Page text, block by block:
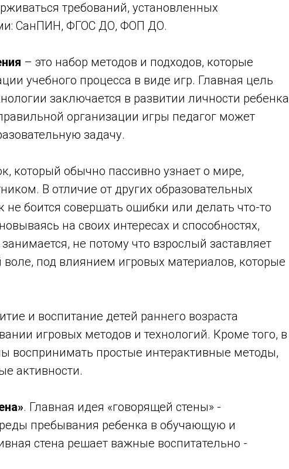
требований, установленных
СанПИН, ФГОС ДО, ФОП ДО.
– это набор методов и подходов, которые
учебного процесса в виде игр. Главная цель
заключается в развитии личности ребенка
организации игры педагог может
задачу.
который обычно пассивно узнает о мире,
В отличие от других образовательных
не боится совершать ошибки или делать что-то
на своих интересах и способностях,
не потому что взрослый заставляет
воле, под влиянием игровых материалов, которые
и воспитание детей раннего возраста
игровых методов и технологий. Кроме того, в
воспринимать простые интерактивные методы,
активности.
. Главная идея «говорящей стены» -
пребывания ребенка в обучающую и
стена решает важные воспитательно -